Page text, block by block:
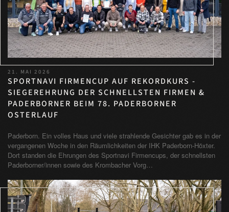
21. MAI 2026
SPORTNAVI FIRMENCUP AUF REKORDKURS -
SIEGEREHRUNG DER SCHNELLSTEN FIRMEN &
PADERBORNER BEIM 78. PADERBORNER
OSTERLAUF
Paderborn. Ein volles Haus und viele strahlende Gesichter gab es in der
vergangenen Woche in den Räumlichkeiten der IHK Paderborn-Höxter.
Dort standen die Ehrungen des Sportnavi Firmencups, der schnellsten
Paderborner/innen sowie des Krombacher Vorg…